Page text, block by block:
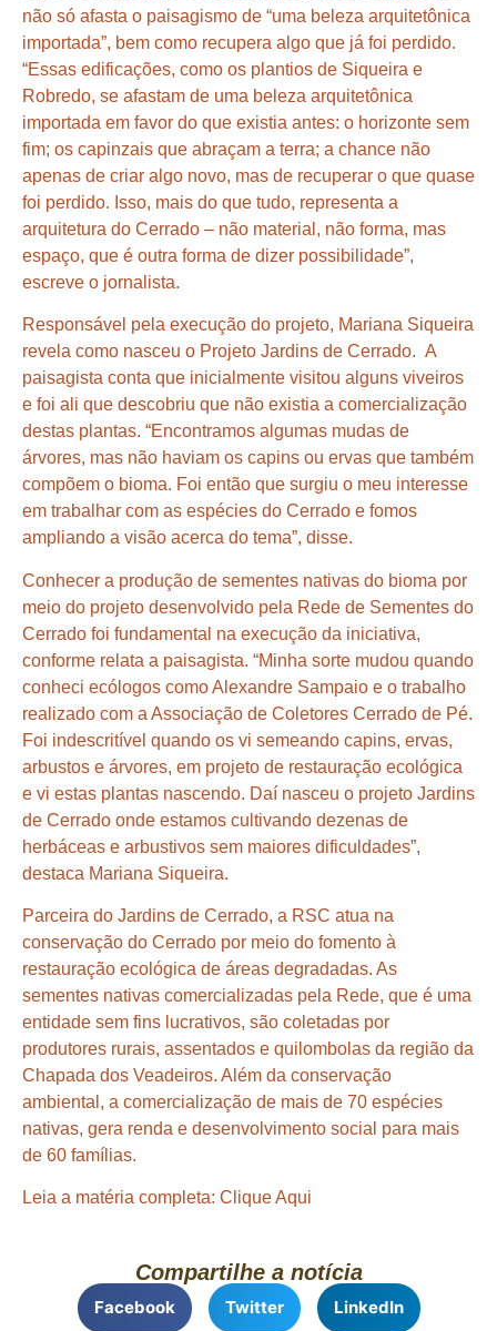
não só afasta o paisagismo de “uma beleza arquitetônica
importada”, bem como recupera algo que já foi perdido.
“Essas edificações, como os plantios de Siqueira e
Robredo, se afastam de uma beleza arquitetônica
importada em favor do que existia antes: o horizonte sem
fim; os capinzais que abraçam a terra; a chance não
apenas de criar algo novo, mas de recuperar o que quase
foi perdido. Isso, mais do que tudo, representa a
arquitetura do Cerrado – não material, não forma, mas
espaço, que é outra forma de dizer possibilidade”,
escreve o jornalista.
Responsável pela execução do projeto, Mariana Siqueira
revela como nasceu o Projeto Jardins de Cerrado. A
paisagista conta que inicialmente visitou alguns viveiros
e foi ali que descobriu que não existia a comercialização
destas plantas. “Encontramos algumas mudas de
árvores, mas não haviam os capins ou ervas que também
compõem o bioma. Foi então que surgiu o meu interesse
em trabalhar com as espécies do Cerrado e fomos
ampliando a visão acerca do tema”, disse.
Conhecer a produção de sementes nativas do bioma por
meio do projeto desenvolvido pela Rede de Sementes do
Cerrado foi fundamental na execução da iniciativa,
conforme relata a paisagista. “Minha sorte mudou quando
conheci ecólogos como Alexandre Sampaio e o trabalho
realizado com a Associação de Coletores Cerrado de Pé.
Foi indescritível quando os vi semeando capins, ervas,
arbustos e árvores, em projeto de restauração ecológica
e vi estas plantas nascendo. Daí nasceu o projeto Jardins
de Cerrado onde estamos cultivando dezenas de
herbáceas e arbustivos sem maiores dificuldades”,
destaca Mariana Siqueira.
Parceira do Jardins de Cerrado, a RSC atua na
conservação do Cerrado por meio do fomento à
restauração ecológica de áreas degradadas. As
sementes nativas comercializadas pela Rede, que é uma
entidade sem fins lucrativos, são coletadas por
produtores rurais, assentados e quilombolas da região da
Chapada dos Veadeiros. Além da conservação
ambiental, a comercialização de mais de 70 espécies
nativas, gera renda e desenvolvimento social para mais
de 60 famílias.
Leia a matéria completa: Clique Aqui
Compartilhe a notícia
Facebook Twitter LinkedIn